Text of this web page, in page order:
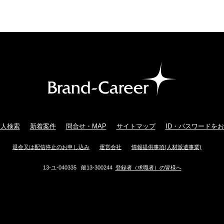
検索 新着案件 問合せ・MAP サイトマップ ID・パスワードを
退会又は配信停止のお申し込み 運営会社 情報提供事項(人材派遣事業)
13-ユ-040335 般13-300244 登録者（求職者）の皆様へ